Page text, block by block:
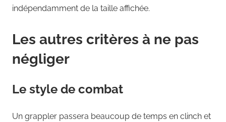
indépendamment de la taille affichée.
Les autres critères à ne pas
négliger
Le style de combat
Un grappler passera beaucoup de temps en clinch et